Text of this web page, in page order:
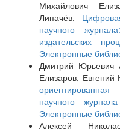
Михайлович
Липачёв,
научного
издательских
Электронные
Дмитрий Юрьевич
Елизаров, Евгений
научного
Электронные
Алексей